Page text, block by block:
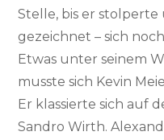
Stelle, bis er stolperte
gezeichnet – sich
Etwas unter seinem
musste sich Kevin
Er klassierte sich auf
Sandro Wirth.